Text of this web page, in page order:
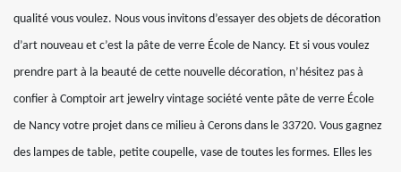
qualité vous voulez. Nous vous invitons d’essayer des objets de décoration
d’art nouveau et c’est la pâte de verre École de Nancy. Et si vous voulez
prendre part à la beauté de cette nouvelle décoration, n’hésitez pas à
confier à Comptoir art jewelry vintage société vente pâte de verre École
de Nancy votre projet dans ce milieu à Cerons dans le 33720. Vous gagnez
des lampes de table, petite coupelle, vase de toutes les formes. Elles les